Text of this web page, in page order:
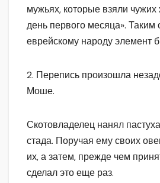
мужьях, которые взяли
день первого месяца».
еврейскому народу элемент
2. Перепись произошла
Моше.
Скотовладелец нанял
стада. Поручая ему своих
их, а затем, прежде чем
сделал это еще раз.